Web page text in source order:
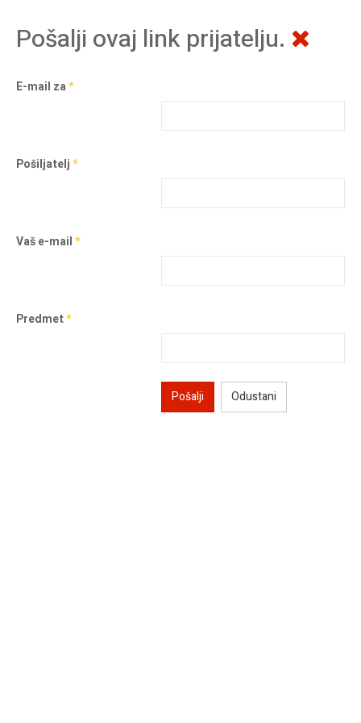
Pošalji ovaj link prijatelju.
E-mail za*
Pošiljatelj*
Vaš e-mail*
Predmet*
Pošalji Odustani